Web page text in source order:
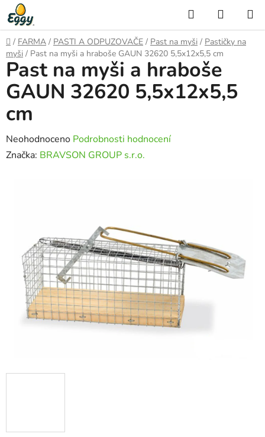
Přejít
na
obsah
Hledat
KOŠÍK
Domů
/ FARMA / PASTI A ODPUZOVAČE / Past na myši / Pastičky na
myši / Past na myši a hraboše GAUN 32620 5,5x12x5,5 cm
Past na myši a hraboše
GAUN 32620 5,5x12x5,5
cm
Průměrné
hodnocení
hvězdiček.
Neohodnoceno Podrobnosti hodnocení
Značka: BRAVSON GROUP s.r.o.